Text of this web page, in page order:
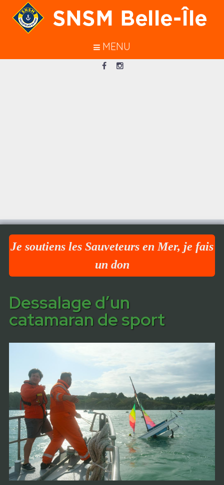
En poursuivant votre navigation sur
ce site, vous acceptez l’utilisation de
cookies pour vous garantir une
meilleure navigation.
MENU
Je soutiens les Sauveteurs en Mer, je fais
un don
Dessalage d’un
catamaran de sport